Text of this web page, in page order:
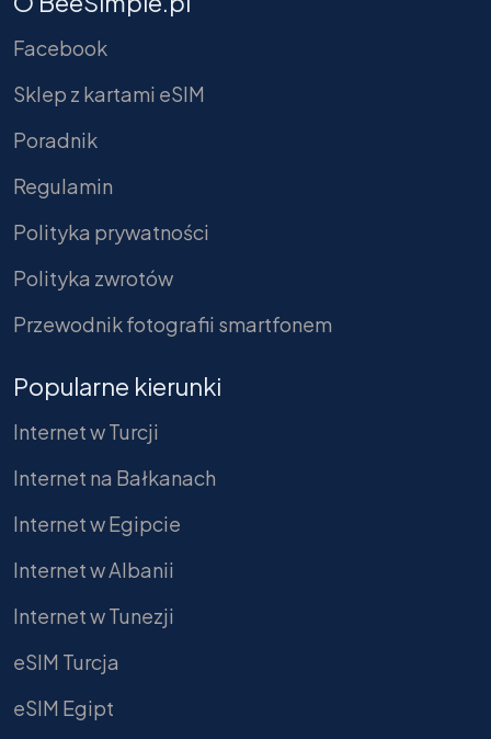
Facebook
Sklep z kartami eSIM
Poradnik
Regulamin
Polityka prywatności
Polityka zwrotów
Przewodnik fotografii smartfonem
Popularne kierunki
Internet w Turcji
Internet na Bałkanach
Internet w Egipcie
Internet w Albanii
Internet w Tunezji
eSIM Turcja
eSIM Egipt